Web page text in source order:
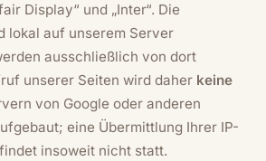
Display“ und „Inter“. Die
lokal auf unserem Server
ausschließlich von dort
unserer Seiten wird daher keine
von Google oder anderen
eine Übermittlung Ihrer IP-
insoweit nicht statt.